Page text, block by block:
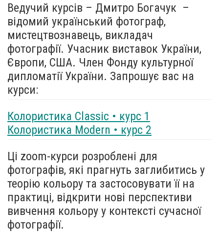
Ведучий курсів – Дмитро Богачук –
відомий український фотограф,
мистецтвознавець, викладач
фотографії. Учасник виставок України,
Європи, США. Член Фонду культурної
дипломатії України. Запрошує вас на
курси:
Колористика Classic • курс 1
Колористика Modern • курс 2
Ці zoom-курси розроблені для
фотографів, які прагнуть заглибитись у
теорію кольору та застосовувати її на
практиці, відкрити нові перспективи
вивчення кольору у контексті сучасної
фотографії.